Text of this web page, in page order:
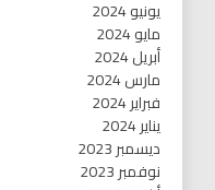
يونيو 2024
مايو 2024
أبريل 2024
مارس 2024
فبراير 2024
يناير 2024
ديسمبر 2023
نوفمبر 2023